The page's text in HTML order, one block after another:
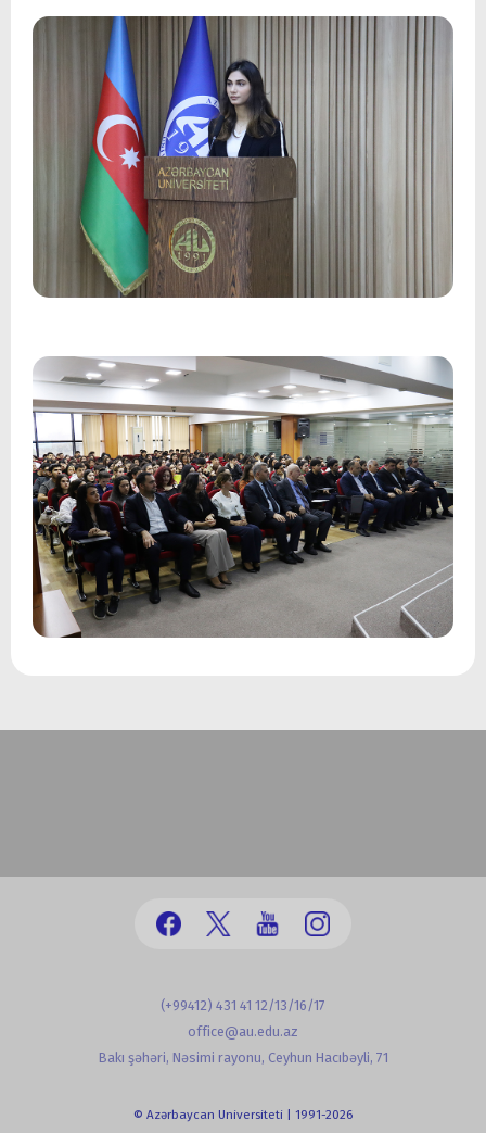
(+99412) 431 41 12/13/16/17
office@au.edu.az
Bakı şəhəri, Nəsimi rayonu, Ceyhun Hacıbəyli, 71
© Azərbaycan Universiteti | 1991-2026